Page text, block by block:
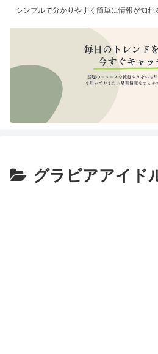
シンプルで分かりやすく簡単に情報が知れ
グラビアアイド